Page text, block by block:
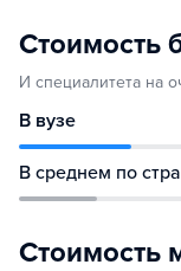
Стоимость
И специалитета на
В вузе
В среднем по
Стоимость